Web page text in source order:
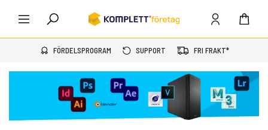
FÖRDELSPROGRAM SUPPORT FRI FRAKT*